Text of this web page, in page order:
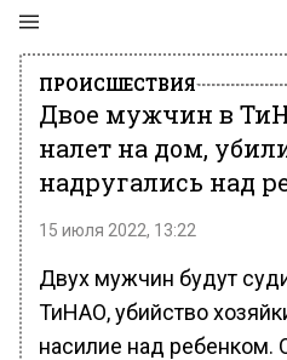
ПРОИСШЕСТВИЯ
Двое мужчин в
налет на дом,
надругались над
15 июля 2022, 13:22
Двух мужчин будут
ТиНАО, убийство
насилие над ребенком.